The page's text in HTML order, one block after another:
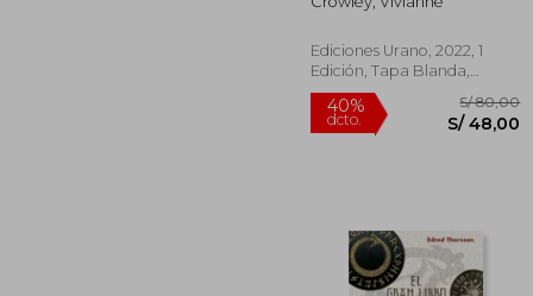
Ediciones Urano, 2022, 1
Edición, Tapa Blanda,
Nuevo